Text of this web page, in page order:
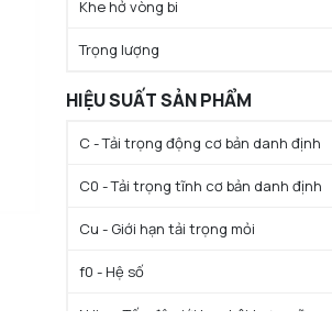
Khe hở vòng bi
Trọng lượng
HIỆU SUẤT SẢN PHẨM
C - Tải trọng động cơ bản danh định
C0 - Tải trọng tĩnh cơ bản danh định
Cu - Giới hạn tải trọng mỏi
f0 - Hệ số
N lim - Tốc độ giới hạn bôi trơn mỡ